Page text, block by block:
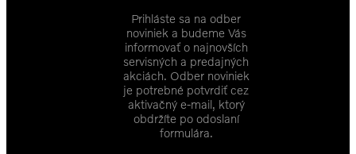
Prihláste sa na odber
noviniek a budeme Vás
informovať o najnovších
servisných a predajných
akciách. Odber noviniek
je potrebné potvrdiť cez
aktivačný e-mail, ktorý
obdržíte po odoslaní
formulára.